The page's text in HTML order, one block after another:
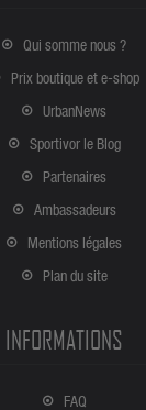
Qui somme nous ?
Prix boutique et e-shop
UrbanNews
Sportivor le Blog
Partenaires
Ambassadeurs
Mentions légales
Plan du site
INFORMATIONS
FAQ